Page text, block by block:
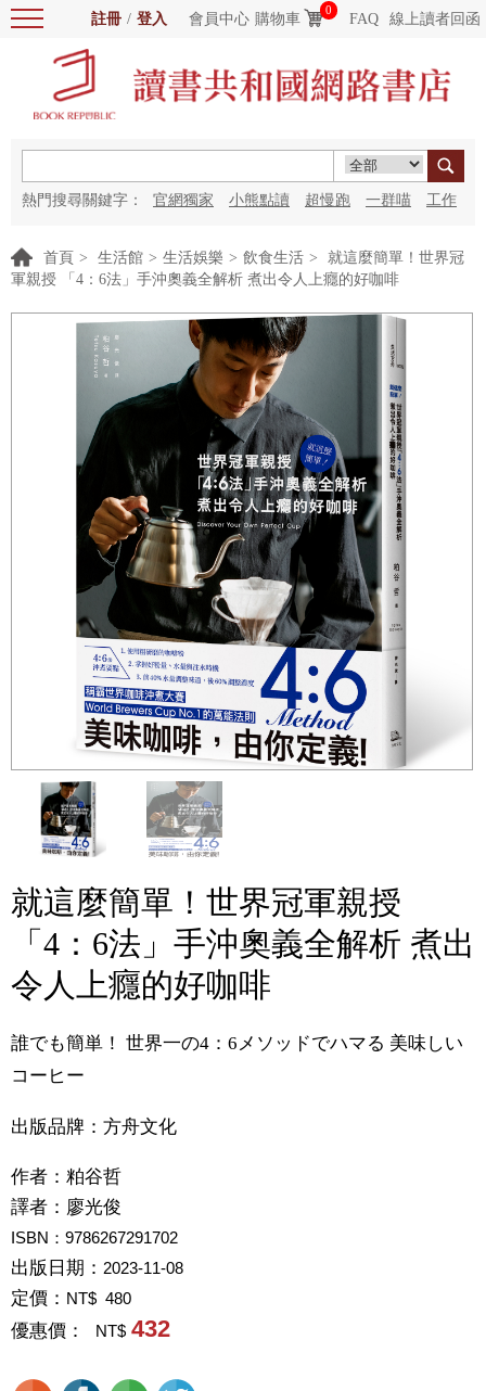
註冊 / 登入 會員中心 購物車
0
FAQ 線上讀者回函
熱門搜尋關鍵字： 官網獨家 小熊點讀 超慢跑 一群喵 工作
首頁 > 生活館 > 生活娛樂 > 飲食生活 >
就這麼簡單！世界冠
軍親授 「4：6法」手沖奧義全解析 煮出令人上癮的好咖啡
就這麼簡單！世界冠軍親授
「4：6法」手沖奧義全解析 煮出
令人上癮的好咖啡
誰でも簡単！ 世界一の4：6メソッドでハマる 美味しい
コーヒー
出版品牌：方舟文化
作者： 粕谷哲
譯者： 廖光俊
ISBN：9786267291702
出版日期： 2023-11-08
定價： NT$ 480
優惠價： NT$ 432